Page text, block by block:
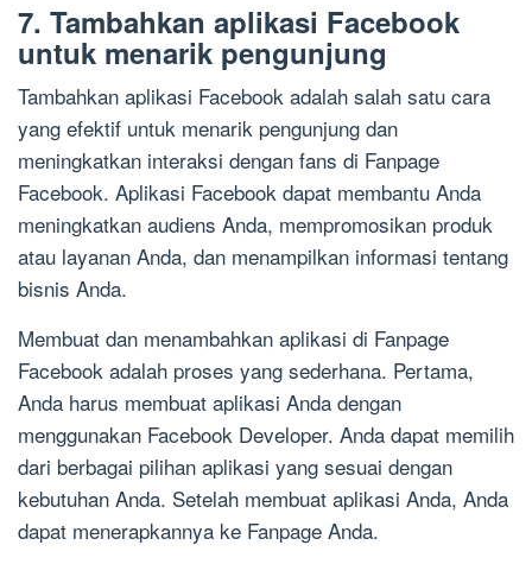
7. Tambahkan aplikasi Facebook
untuk menarik pengunjung
Tambahkan aplikasi Facebook adalah salah satu cara
yang efektif untuk menarik pengunjung dan
meningkatkan interaksi dengan fans di Fanpage
Facebook. Aplikasi Facebook dapat membantu Anda
meningkatkan audiens Anda, mempromosikan produk
atau layanan Anda, dan menampilkan informasi tentang
bisnis Anda.
Membuat dan menambahkan aplikasi di Fanpage
Facebook adalah proses yang sederhana. Pertama,
Anda harus membuat aplikasi Anda dengan
menggunakan Facebook Developer. Anda dapat memilih
dari berbagai pilihan aplikasi yang sesuai dengan
kebutuhan Anda. Setelah membuat aplikasi Anda, Anda
dapat menerapkannya ke Fanpage Anda.